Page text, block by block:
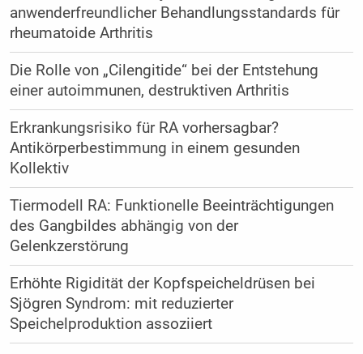
anwenderfreundlicher Behandlungsstandards für
rheumatoide Arthritis
Die Rolle von „Cilengitide“ bei der Entstehung
einer autoimmunen, destruktiven Arthritis
Erkrankungsrisiko für RA vorhersagbar?
Antikörperbestimmung in einem gesunden
Kollektiv
Tiermodell RA: Funktionelle Beeinträchtigungen
des Gangbildes abhängig von der
Gelenkzerstörung
Erhöhte Rigidität der Kopfspeicheldrüsen bei
Sjögren Syndrom: mit reduzierter
Speichelproduktion assoziiert